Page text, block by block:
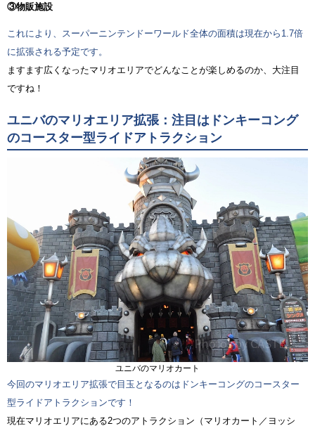
③物販施設
これにより、スーパーニンテンドーワールド全体の面積は現在から1.7倍
に拡張される予定です。
ますます広くなったマリオエリアでどんなことが楽しめるのか、大注目
ですね！
ユニバのマリオエリア拡張：注目はドンキーコング
のコースター型ライドアトラクション
ユニバのマリオカート
今回のマリオエリア拡張で目玉となるのはドンキーコングのコースター
型ライドアトラクションです！
現在マリオエリアにある2つのアトラクション（マリオカート／ヨッシ